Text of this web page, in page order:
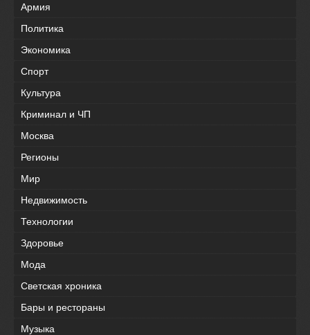
Армия
Политика
Экономика
Спорт
Культура
Криминал и ЧП
Москва
Регионы
Мир
Недвижимость
Технологии
Здоровье
Мода
Светская хроника
Бары и рестораны
Музыка